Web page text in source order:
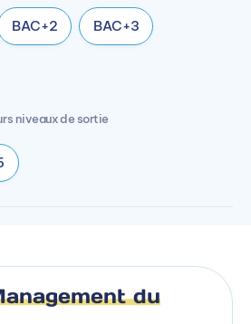
BAC+2 BAC+3
niveaux de sortie
du